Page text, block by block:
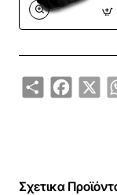
ShareFacebook
X
Σχετικα